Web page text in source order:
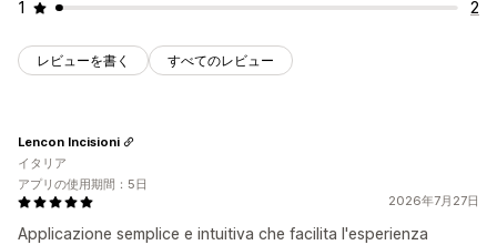
1
2
レビューを書く すべてのレビュー
2026年7月27日
Applicazione semplice e intuitiva che facilita l'esperienza
Lencon Incisioni
イタリア
アプリの使用期間：5日